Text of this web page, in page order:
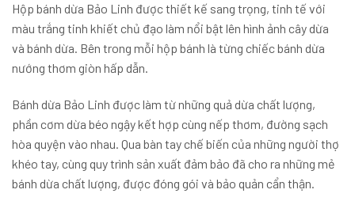
Hộp bánh dừa Bảo Linh được thiết kế sang trọng, tinh tế với
màu trắng tinh khiết chủ đạo làm nổi bật lên hình ảnh cây dừa
và bánh dừa. Bên trong mỗi hộp bánh là từng chiếc bánh dừa
nướng thơm giòn hấp dẫn.
Bánh dừa Bảo Linh được làm từ những quả dừa chất lượng,
phần cơm dừa béo ngậy kết hợp cùng nếp thơm, đường sạch
hòa quyện vào nhau. Qua bàn tay chế biến của những người thợ
khéo tay, cùng quy trình sản xuất đảm bảo đã cho ra những mẻ
bánh dừa chất lượng, được đóng gói và bảo quản cẩn thận.